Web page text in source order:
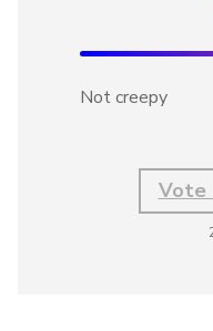
Not creepy
Vote